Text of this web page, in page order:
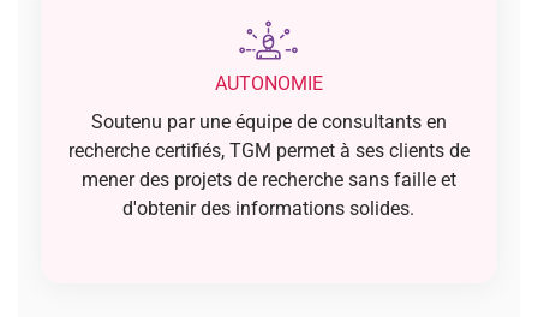
AUTONOMIE
Soutenu par une équipe de consultants en
recherche certifiés, TGM permet à ses clients de
mener des projets de recherche sans faille et
d'obtenir des informations solides.